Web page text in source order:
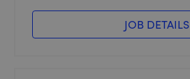
JOB DETAILS